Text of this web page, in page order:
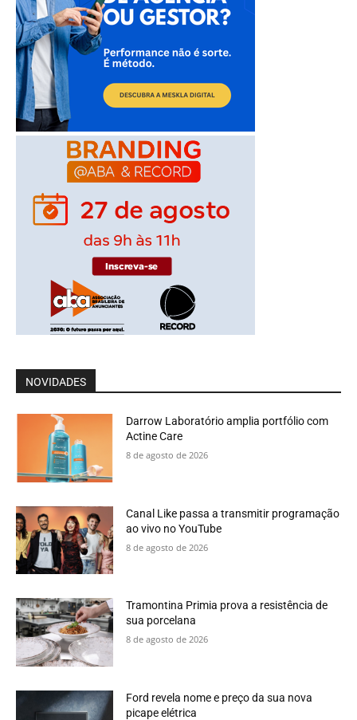
NOVIDADES
Darrow Laboratório amplia portfólio com
Actine Care
8 de agosto de 2026
Canal Like passa a transmitir programação
ao vivo no YouTube
8 de agosto de 2026
Tramontina Primia prova a resistência de
sua porcelana
8 de agosto de 2026
Ford revela nome e preço da sua nova
picape elétrica